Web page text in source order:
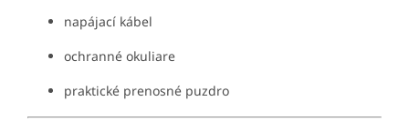
napájací kábel
ochranné okuliare
praktické prenosné puzdro